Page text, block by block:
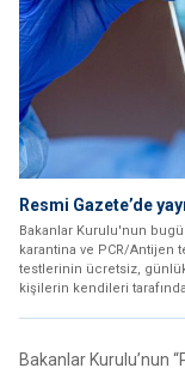
Resmi Gazete’de
Bakanlar Kurulu'nun
karantina ve PCR/Antijen
testlerinin ücretsiz,
kişilerin kendileri
Bakanlar Kurulu’nun